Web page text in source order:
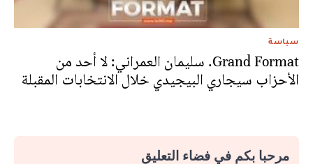
سياسة
Grand Format. سليمان العمراني: لا أحد من
الأحزاب سيجاري البيجيدي خلال الانتخابات المقبلة
مرحبا بكم في فضاء التعليق